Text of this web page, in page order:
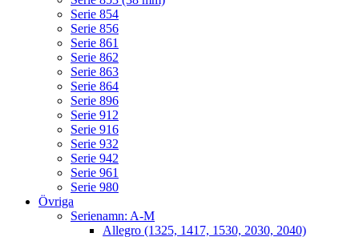
Serie 854
Serie 856
Serie 861
Serie 862
Serie 863
Serie 864
Serie 896
Serie 912
Serie 916
Serie 932
Serie 942
Serie 961
Serie 980
Övriga
Serienamn: A-M
Allegro (1325, 1417, 1530, 2030, 2040)